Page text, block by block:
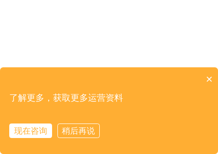
×
了解更多，获取更多运营资料
现在咨询 稍后再说